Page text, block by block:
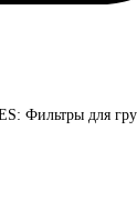
Фильтры для